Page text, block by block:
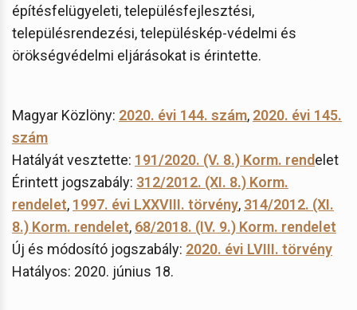
építésfelügyeleti, településfejlesztési,
településrendezési, településkép-védelmi és
örökségvédelmi eljárásokat is érintette.
Magyar Közlöny: 2020. évi 144. szám, 2020. évi 145.
szám
Hatályát vesztette: 191/2020. (V. 8.) Korm. rendelet
Érintett jogszabály: 312/2012. (XI. 8.) Korm.
rendelet, 1997. évi LXXVIII. törvény, 314/2012. (XI.
8.) Korm. rendelet, 68/2018. (IV. 9.) Korm. rendelet
Új és módosító jogszabály: 2020. évi LVIII. törvény
Hatályos: 2020. június 18.